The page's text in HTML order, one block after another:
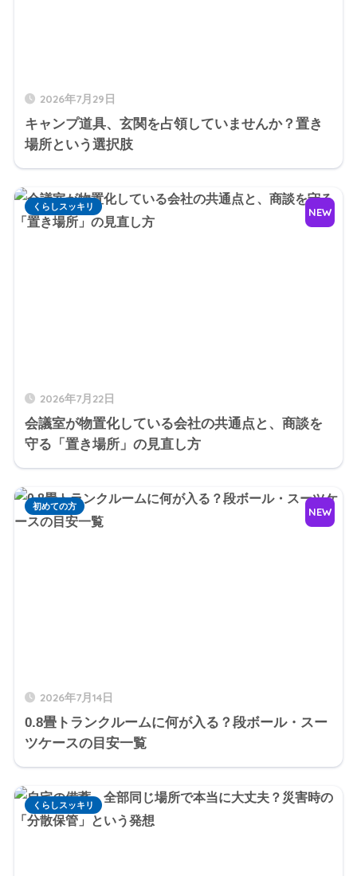
2026年7月29日
キャンプ道具、玄関を占領していませんか？置き
場所という選択肢
2026年7月22日
会議室が物置化している会社の共通点と、商談を
守る「置き場所」の見直し方
くらしスッキリ NEW
2026年7月14日
0.8畳トランクルームに何が入る？段ボール・スー
ツケースの目安一覧
初めての方 NEW
くらしスッキリ